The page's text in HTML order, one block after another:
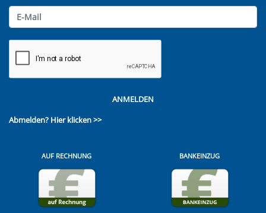
ANMELDEN
Abmelden? Hier klicken >>
AUF RECHNUNG BANKEINZUG